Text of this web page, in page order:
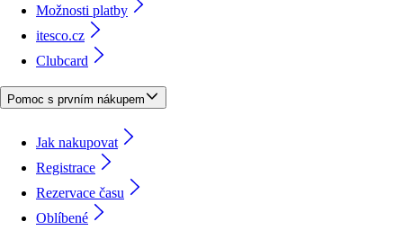
Možnosti platby
itesco.cz
Clubcard
Pomoc s prvním nákupem
Jak nakupovat
Registrace
Rezervace času
Oblíbené